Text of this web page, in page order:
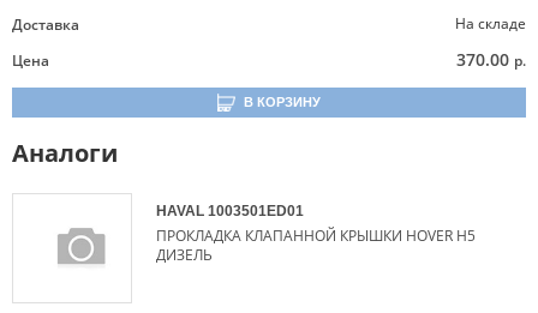
Доставка
На складе
Цена
370.00 р.
В КОРЗИНУ
Аналоги
HAVAL 1003501ED01
ПРОКЛАДКА КЛАПАННОЙ КРЫШКИ HOVER H5
ДИЗЕЛЬ